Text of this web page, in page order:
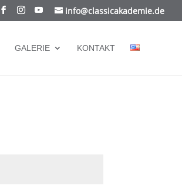
info@classicakademie.de
GALERIE KONTAKT